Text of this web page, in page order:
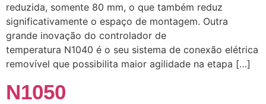
reduzida, somente 80 mm, o que também reduz
significativamente o espaço de montagem. Outra
grande inovação do controlador de
temperatura N1040 é o seu sistema de conexão elétrica
removível que possibilita maior agilidade na etapa […]
N1050